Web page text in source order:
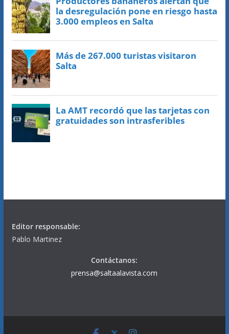
Editor responsable:
Pablo Martinez
Contáctanos:
prensa@saltaalavista.com